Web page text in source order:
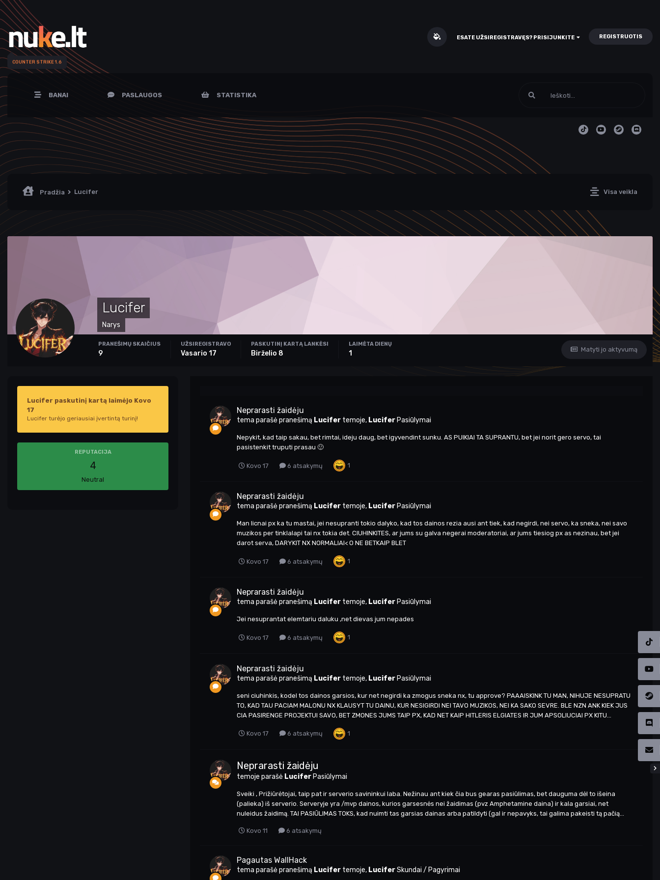
COUNTER STRIKE 1.6
ESATE UŽSIREGISTRAVĘS? PRISIJUNKITE REGISTRUOTIS
BANAI PASLAUGOS STATISTIKA
Visa veikla
Pradžia Lucifer
Lucifer
Narys
Matyti jo aktyvumą
PRANEŠIMŲ SKAIČIUS
9
UŽSIREGISTRAVO
Vasario 17
PASKUTINĮ KARTĄ LANKĖSI
Birželio 8
LAIMĖTA DIENŲ
1
Lucifer paskutinį kartą laimėjo Kovo
17
Lucifer turėjo geriausiai įvertintą turinį!
REPUTACIJA
4
Neutral
Neprarasti žaidėju
tema parašė pranešimą Lucifer temoje, Lucifer Pasiūlymai
Nepykit, kad taip sakau, bet rimtai, ideju daug, bet igyvendint sunku. AS PUIKIAI TA SUPRANTU, bet jei norit gero servo, tai
pasistenkit truputi prasau 🙂
Kovo 17 6 atsakymų 1
Neprarasti žaidėju
tema parašė pranešimą Lucifer temoje, Lucifer Pasiūlymai
Man licnai px ka tu mastai, jei nesupranti tokio dalyko, kad tos dainos rezia ausi ant tiek, kad negirdi, nei servo, ka sneka, nei savo
muzikos per tinklalapi tai nx tokia det. CIUHINKITES, ar jums su galva negerai moderatoriai, ar jums tiesiog px as nezinau, bet jei
darot serva, DARYKIT NX NORMALIAI< O NE BETKAIP BLET
Kovo 17 6 atsakymų 1
Neprarasti žaidėju
tema parašė pranešimą Lucifer temoje, Lucifer Pasiūlymai
Jei nesuprantat elemtariu daluku ,net dievas jum nepades
Kovo 17 6 atsakymų 1
Neprarasti žaidėju
tema parašė pranešimą Lucifer temoje, Lucifer Pasiūlymai
seni ciuhinkis, kodel tos dainos garsios, kur net negirdi ka zmogus sneka nx, tu approve? PAAAISKINK TU MAN, NIHUJE NESUPRATU
TO, KAD TAU PACIAM MALONU NX KLAUSYT TU DAINU, KUR NESIGIRDI NEI TAVO MUZIKOS, NEI KA SAKO SEVRE. BLE NZN ANK KIEK JUS
CIA PASIRENGE PROJEKTUI SAVO, BET ZMONES JUMS TAIP PX, KAD NET KAIP HITLERIS ELGIATES IR JUM APSOLIUCIAI PX KITU...
Kovo 17 6 atsakymų 1
Neprarasti žaidėju
temoje parašė Lucifer Pasiūlymai
Sveiki , Prižiūrėtojai, taip pat ir serverio savininkui laba. Nežinau ant kiek čia bus gearas pasiūlimas, bet dauguma dėl to išeina
(palieka) iš serverio. Serveryje yra /mvp dainos, kurios garsesnės nei žaidimas (pvz Amphetamine daina) ir kala garsiai, net
nuleidus žaidimą. TAI PASIŪLIMAS TOKS, kad nuimti tas garsias dainas arba patildyti (gal ir nepavyks, tai galima pakeisti tą pačią...
Kovo 11 6 atsakymų
Pagautas WallHack
tema parašė pranešimą Lucifer temoje, LuciferSkundai / Pagyrimai